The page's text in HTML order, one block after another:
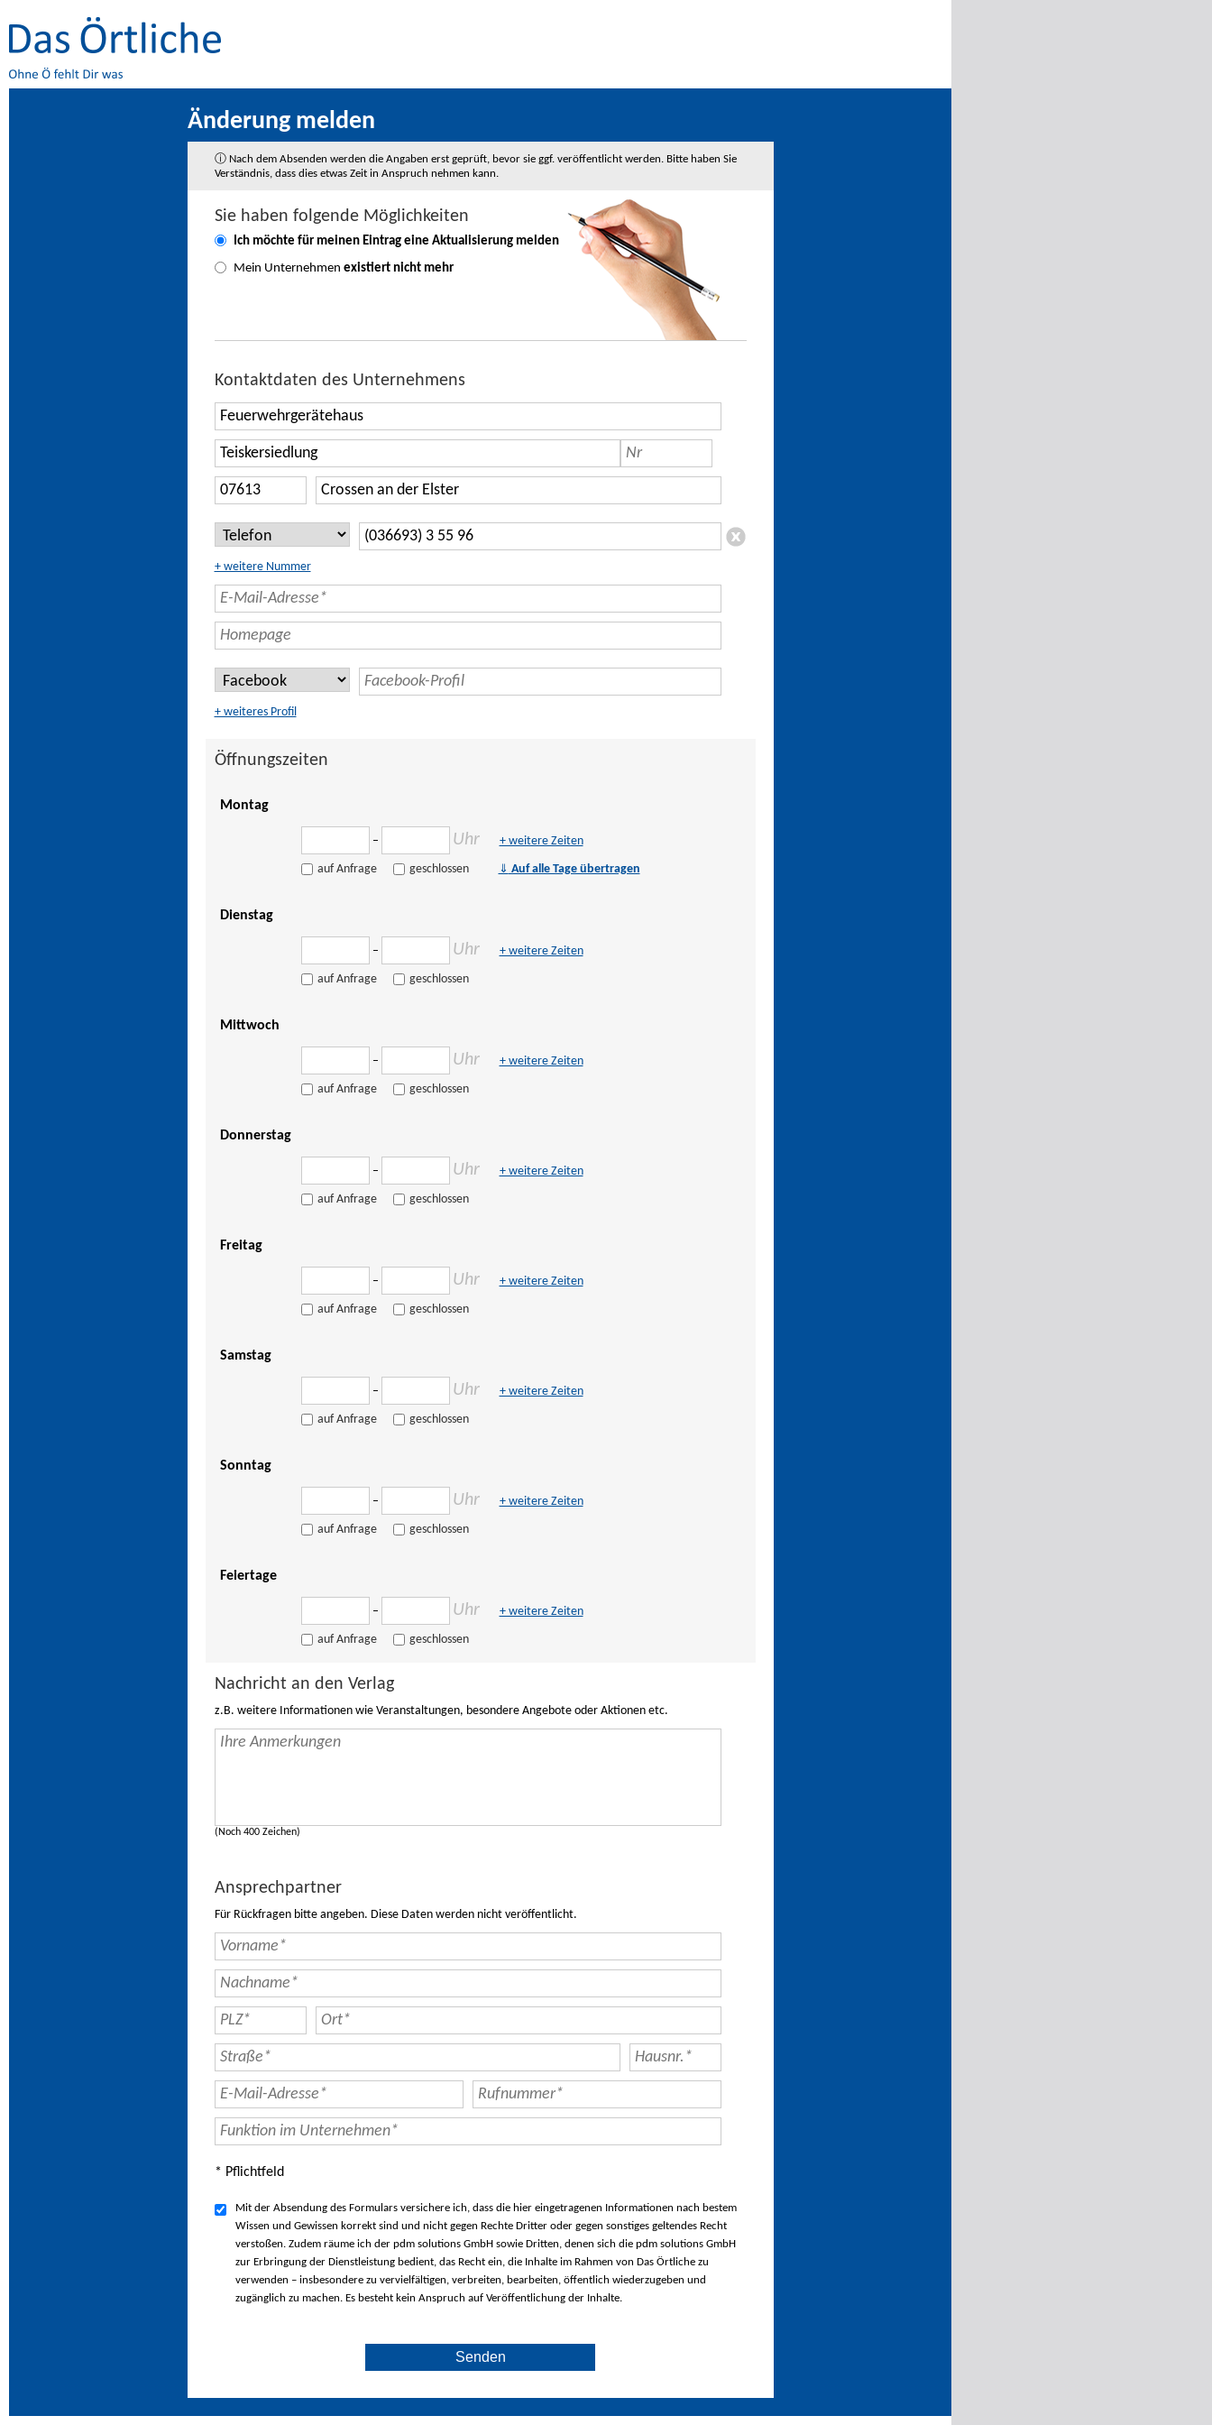
Änderung melden
ⓘ Nach dem Absenden werden die Angaben erst geprüft, bevor sie ggf. veröffentlicht werden. Bitte haben Sie
Verständnis, dass dies etwas Zeit in Anspruch nehmen kann.
Sie haben folgende Möglichkeiten
Ich möchte für meinen Eintrag eine Aktualisierungmelden
Mein Unternehmen existiert nicht mehr
Kontaktdaten des Unternehmens
+ weitere Nummer
+ weiteres Profil
Öffnungszeiten
Montag
– Uhr + weitere Zeiten
auf Anfrage geschlossen ⇓ Auf alle Tage übertragen
Dienstag
– Uhr + weitere Zeiten
auf Anfrage geschlossen
Mittwoch
– Uhr + weitere Zeiten
auf Anfrage geschlossen
Donnerstag
– Uhr + weitere Zeiten
auf Anfrage geschlossen
Freitag
– Uhr + weitere Zeiten
auf Anfrage geschlossen
Samstag
– Uhr + weitere Zeiten
auf Anfrage geschlossen
Sonntag
– Uhr + weitere Zeiten
auf Anfrage geschlossen
Feiertage
– Uhr + weitere Zeiten
auf Anfrage geschlossen
Nachricht an den Verlag
z.B. weitere Informationen wie Veranstaltungen, besondere Angebote oder Aktionen etc.
(Noch 400 Zeichen)
Ansprechpartner
Für Rückfragen bitte angeben. Diese Daten werden nicht veröffentlicht.
* Pflichtfeld
Mit der Absendung des Formulars versichere ich, dass die hier eingetragenen Informationen nach bestem
Wissen und Gewissen korrekt sind und nicht gegen Rechte Dritter oder gegen sonstiges geltendes Recht
verstoßen. Zudem räume ich der pdm solutions GmbH sowie Dritten, denen sich die pdm solutions GmbH
zur Erbringung der Dienstleistung bedient, das Recht ein, die Inhalte im Rahmen von Das Örtliche zu
verwenden – insbesondere zu vervielfältigen, verbreiten, bearbeiten, öffentlich wiederzugeben und
zugänglich zu machen. Es besteht kein Anspruch auf Veröffentlichung der Inhalte.
Senden